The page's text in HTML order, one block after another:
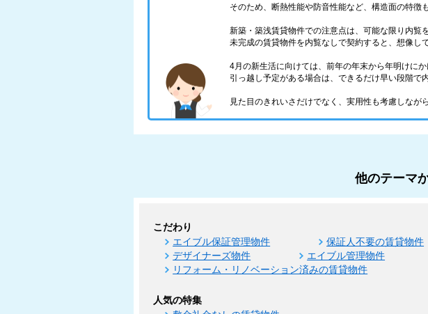
そのため、断熱性能や防音性能など、構造面の特徴
新築・築浅賃貸物件での注意点は、可能な限り内覧
未完成の賃貸物件を内覧なしで契約すると、想像し
4月の新生活に向けては、前年の年末から年明けに
引っ越し予定がある場合は、できるだけ早い段階で
見た目のきれいさだけでなく、実用性も考慮しなが
他のテーマ
こだわり
エイブル保証管理物件 保証人不要の賃貸物件
デザイナーズ物件
エイブル管理物件
リフォーム・リノベーション済みの賃貸物件
人気の特集